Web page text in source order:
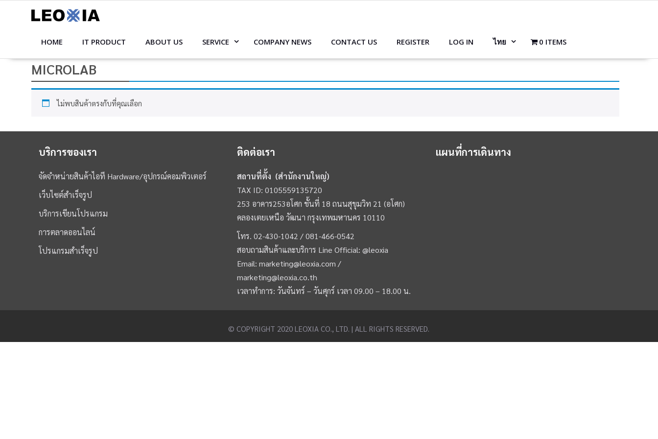
HOME IT PRODUCT ABOUT US SERVICE COMPANY NEWS CONTACT US REGISTER LOG IN ไทย 0 ITEMS
MICROLAB
ไม่พบสินค้าตรงกับที่คุณเลือก
บริการของเรา
จัดจำหน่ายสินค้าไอที Hardware/อุปกรณ์คอมพิวเตอร์
เว็บไซต์สำเร็จรูป
บริการเขียนโปรแกรม
การตลาดออนไลน์
โปรแกรมสำเร็จรูป
ติดต่อเรา
สถานที่ตั้ง (สำนักงานใหญ่)
TAX ID: 0105559135720
253 อาคาร253อโศก ชั้นที่ 18 ถนนสุขุมวิท 21 (อโศก)
คลองเตยเหนือ วัฒนา กรุงเทพมหานคร 10110
โทร.02-430-1042 /081-466-0542
สอบถามสินค้าและบริการ Line Official:@leoxia
Email:marketing@leoxia.com /
marketing@leoxia.co.th
เวลาทำการ: วันจันทร์ – วันศุกร์ เวลา 09.00 – 18.00 น.
แผนที่การเดินทาง
© COPYRIGHT 2020 LEOXIA CO., LTD. | ALL RIGHTS RESERVED.